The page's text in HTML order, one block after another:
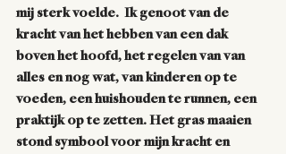
mij sterk voelde.  Ik genoot van de
kracht van het hebben van een dak
boven het hoofd, het regelen van van
alles en nog wat, van kinderen op te
voeden, een huishouden te runnen, een
praktijk op te zetten. Het gras maaien
stond symbool voor mijn kracht en